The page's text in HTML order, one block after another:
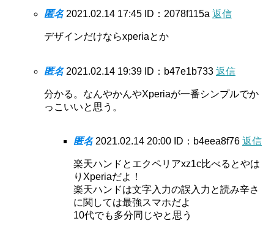
匿名 2021.02.14 17:45 ID：2078f115a 返信
デザインだけならxperiaとか
匿名 2021.02.14 19:39 ID：b47e1b733 返信
分かる。なんやかんやXperiaが一番シンプルでか
っこいいと思う。
匿名 2021.02.14 20:00 ID：b4eea8f76 返信
楽天ハンドとエクペリアxz1c比べるとやは
りXperiaだよ！
楽天ハンドは文字入力の誤入力と読み辛さ
に関しては最強スマホだよ
10代でも多分同じやと思う